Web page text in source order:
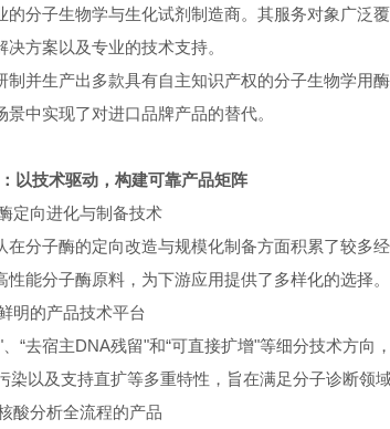
的分子生物学与生化试剂制造商。其服务对象广泛
决方案以及专业的技术支持。
制并生产出多款具有自主知识产权的分子生物学用
景中实现了对进口品牌产品的替代。
以技术驱动，构建可靠产品矩阵
定向进化与制备技术
在分子酶的定向改造与规模化制备方面积累了较多
性能分子酶原料，为下游应用提供了多样化的选择。
明的产品技术平台
、“去宿主DNA残留"和“可直接扩增"等细分技术方
染以及支持直扩等多重特性，旨在满足分子诊断领
酸分析全流程的产品